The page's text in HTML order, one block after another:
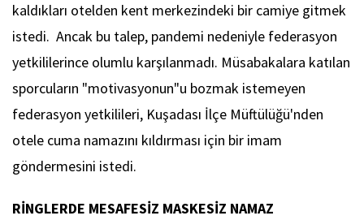
kaldıkları otelden kent merkezindeki bir camiye gitmek
istedi. Ancak bu talep, pandemi nedeniyle federasyon
yetkililerince olumlu karşılanmadı. Müsabakalara katılan
sporcuların "motivasyonun"u bozmak istemeyen
federasyon yetkilileri, Kuşadası İlçe Müftülüğü'nden
otele cuma namazını kıldırması için bir imam
göndermesini istedi.
RİNGLERDE MESAFESİZ MASKESİZ NAMAZ